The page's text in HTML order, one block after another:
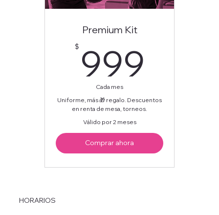
Premium Kit
$ 999
Cada mes
Uniforme, más 🎁 regalo. Descuentos
en renta de mesa, torneos.
Válido por 2 meses
Comprar ahora
HORARIOS